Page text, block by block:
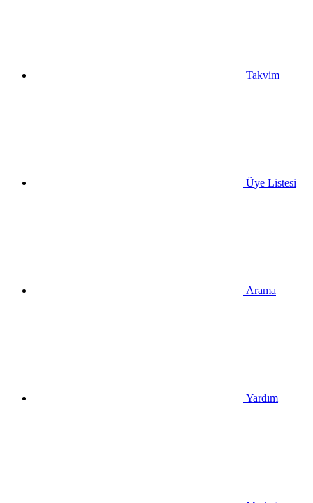
Takvim
Üye Listesi
Arama
Yardım